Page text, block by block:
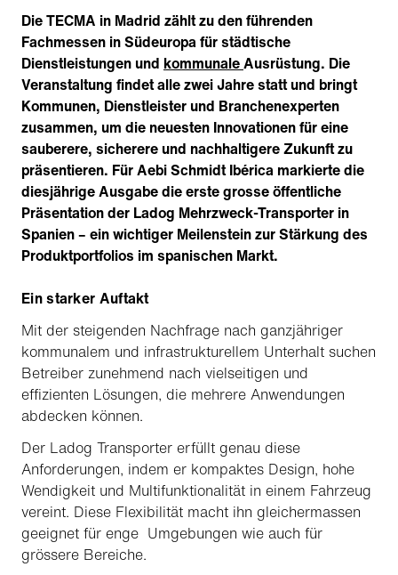
Die TECMA in Madrid zählt zu den führenden
Fachmessen in Südeuropa für städtische
Dienstleistungen und kommunaleAusrüstung. Die
Veranstaltung findet alle zwei Jahre statt und bringt
Kommunen, Dienstleister und Branchenexperten
zusammen, um die neuesten Innovationen für eine
sauberere, sicherere und nachhaltigere Zukunft zu
präsentieren. Für Aebi Schmidt Ibérica markierte die
diesjährige Ausgabe die erste grosse öffentliche
Präsentation der Ladog Mehrzweck-Transporter in
Spanien – ein wichtiger Meilenstein zur Stärkung des
Produktportfolios im spanischen Markt.
Ein starker Auftakt
Mit der steigenden Nachfrage nach ganzjähriger
kommunalem und infrastrukturellem Unterhalt suchen
Betreiber zunehmend nach vielseitigen und
effizienten Lösungen, die mehrere Anwendungen
abdecken können.
Der Ladog Transporter erfüllt genau diese
Anforderungen, indem er kompaktes Design, hohe
Wendigkeit und Multifunktionalität in einem Fahrzeug
vereint. Diese Flexibilität macht ihn gleichermassen
geeignet für enge Umgebungen wie auch für
grössere Bereiche.